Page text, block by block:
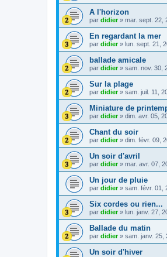
A l'horizon
par didier» mar. sept. 22,
En regardant la mer
par didier» lun. sept. 21,
ballade amicale
par didier» sam. nov. 30,
Sur la plage
par didier» sam. juil. 11,
Miniature de
par didier» dim. avr. 05,
Chant du soir
par didier» dim. févr. 09,
Un soir d'avril
par didier» mar. avr. 07,
Un jour de pluie
par didier» sam. févr. 01,
Six cordes ou rien...
par didier» lun. janv. 27,
Ballade du matin
par didier» sam. janv. 25,
Un soir d'hiver